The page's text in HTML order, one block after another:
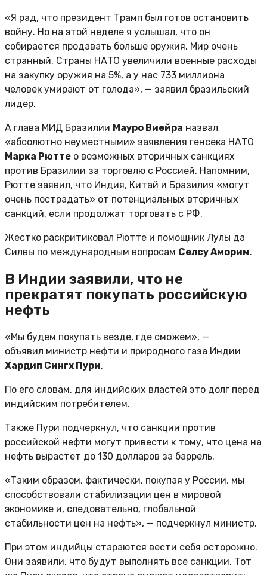
«Я рад, что президент Трамп был готов остановить
войну. Но на этой неделе я услышал, что он
собирается продавать больше оружия. Мир очень
странный. Страны НАТО увеличили военные расходы
на закупку оружия на 5%, а у нас 733 миллиона
человек умирают от голода», — заявил бразильский
лидер.
А глава МИД Бразилии Мауро Виейра назвал
«абсолютно неуместными» заявления генсека НАТО
Марка Рютте о возможных вторичных санкциях
против Бразилии за торговлю с Россией. Напомним,
Рютте заявил, что Индия, Китай и Бразилия «могут
очень пострадать» от потенциальных вторичных
санкций, если продолжат торговать с РФ.
Жестко раскритиковал Рютте и помощник Лулы да
Силвы по международным вопросам Селсу Аморим.
В Индии заявили, что не
прекратят покупать российскую
нефть
«Мы будем покупать везде, где сможем», —
объявил министр нефти и природного газа Индии
Хардип Сингх Пури.
По его словам, для индийских властей это долг перед
индийским потребителем.
Также Пури подчеркнул, что санкции против
российской нефти могут привести к тому, что цена на
нефть вырастет до 130 долларов за баррель.
«Таким образом, фактически, покупая у России, мы
способствовали стабилизации цен в мировой
экономике и, следовательно, глобальной
стабильности цен на нефть», — подчеркнул министр.
При этом индийцы стараются вести себя осторожно.
Они заявили, что будут выполнять все санкции. Тот